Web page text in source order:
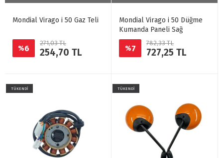
Mondial Virago i 50 Gaz Teli
%6
271,03 TL
254,70 TL
Mondial Virago i 50 Düğme
Kumanda Paneli Sağ
%7
782,33 TL
727,25 TL
TÜKENDİ TÜKENDİ